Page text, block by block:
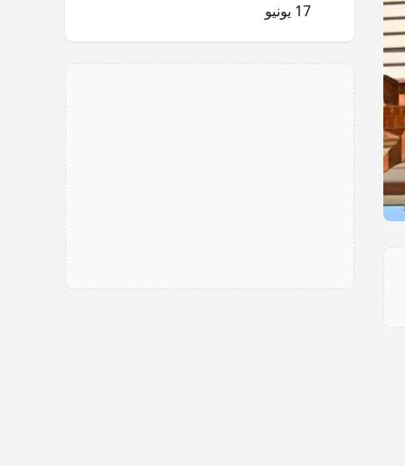
17 يونيو